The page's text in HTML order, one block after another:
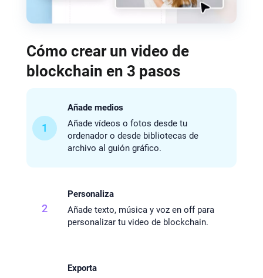
Cómo crear un video de
blockchain en 3 pasos
1
Añade medios
Añade vídeos o fotos desde tu
ordenador o desde bibliotecas de
archivo al guión gráfico.
2
Personaliza
Añade texto, música y voz en off para
personalizar tu video de blockchain.
Exporta